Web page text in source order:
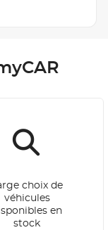
choix de
véhicules
en
stock